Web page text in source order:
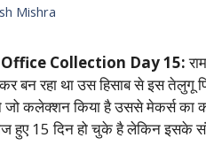
Mishra
Collection Day 15:
बन रहा था उस हिसाब से इस तेलुगू
कलेक्शन किया है उससे मेकर्स का
हुए 15 दिन हो चुके है लेकिन इसके